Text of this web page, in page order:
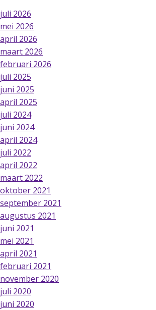
juli 2026
mei 2026
april 2026
maart 2026
februari 2026
juli 2025
juni 2025
april 2025
juli 2024
juni 2024
april 2024
juli 2022
april 2022
maart 2022
oktober 2021
september 2021
augustus 2021
juni 2021
mei 2021
april 2021
februari 2021
november 2020
juli 2020
juni 2020